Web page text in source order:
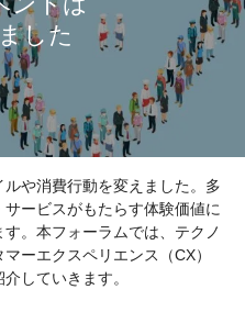
や消費行動を変えました。多
ービスがもたらす体験価値に
。本フォーラムでは、テクノ
ーエクスペリエンス（CX）
していきます。